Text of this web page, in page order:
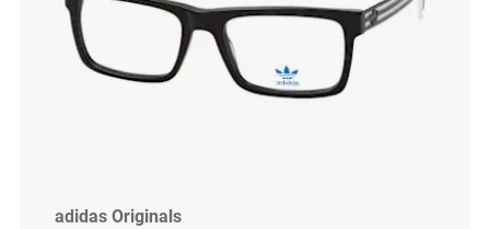
adidas Originals